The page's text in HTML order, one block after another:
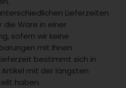
Lieferzeiten
die Ware in einer
sofern wir keine
mit Ihnen
bestimmt sich in
mit der längsten
haben.